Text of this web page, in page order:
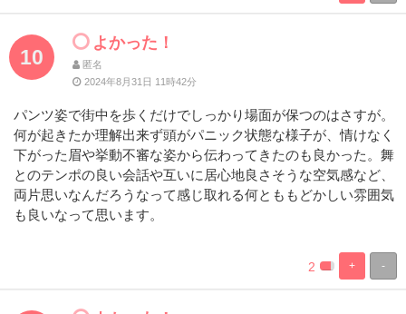
Complete
Complete
10
よかった！
匿名
2024年8月31日 11時42分
パンツ姿で街中を歩くだけでしっかり場面が保つのはさすが。
何が起きたか理解出来ず頭がパニック状態な様子が、情けなく
下がった眉や挙動不審な姿から伝わってきたのも良かった。舞
とのテンポの良い会話や互いに居心地良さそうな空気感など、
両片思いなんだろうなって感じ取れる何とももどかしい雰囲気
も良いなって思います。
-
+
%
Complete
100%
Complete
2